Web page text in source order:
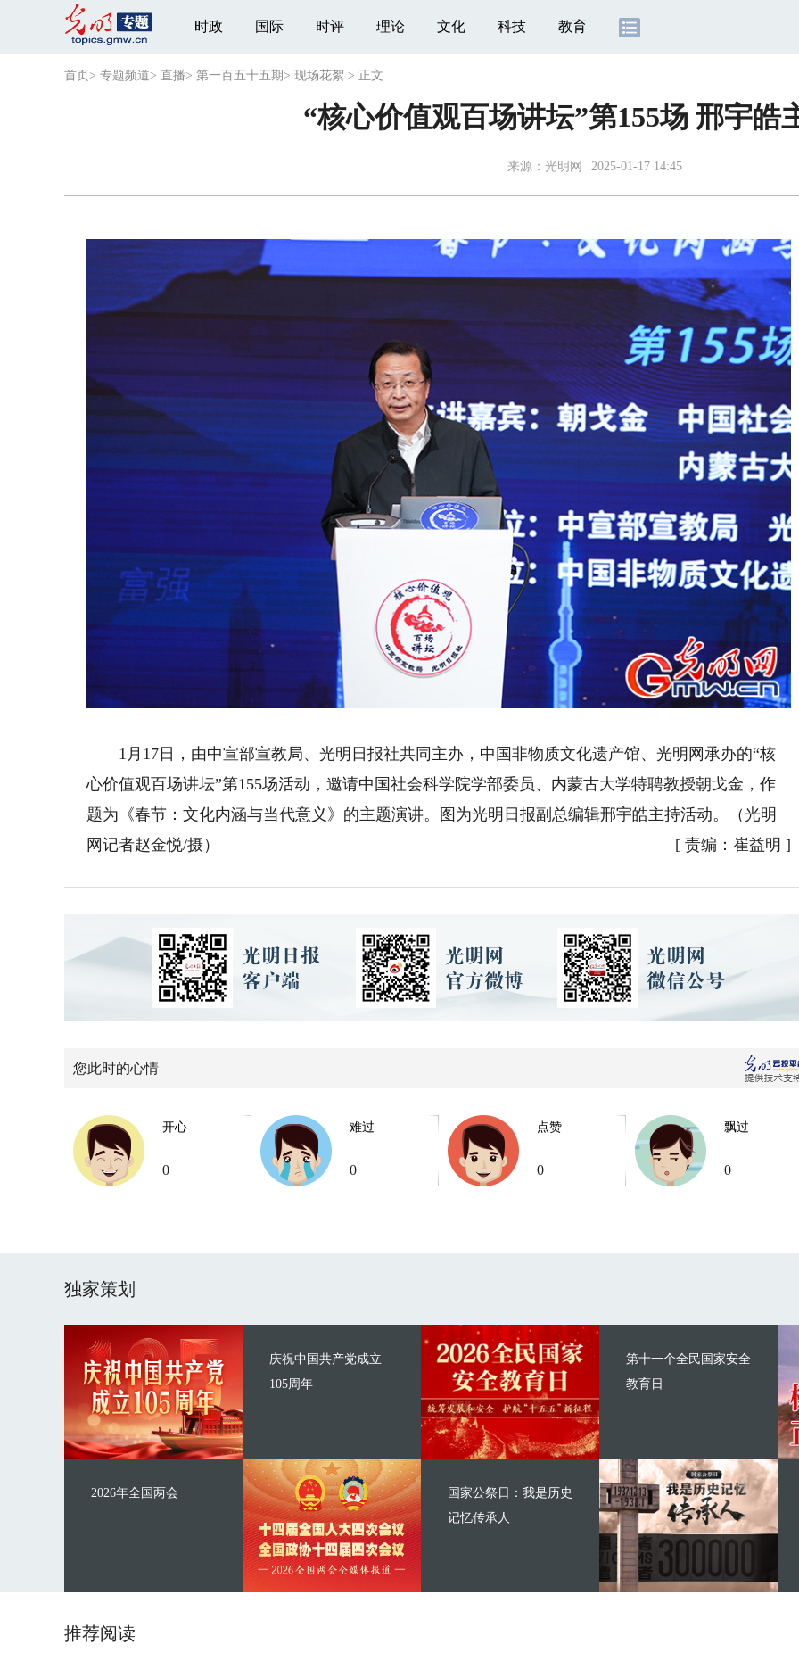
时政 国际 时评 理论 文化 科技 教育
首页 > 专题频道> 直播> 第一百五十五期> 现场花絮 > 正文
“核心价值观百场讲坛”第155场 邢宇皓
来源： 光明网 2025-01-17 14:45
1月17日，由中宣部宣教局、光明日报社共同主办，中国非物质文化遗产馆、光明网承办的“核
心价值观百场讲坛”第155场活动，邀请中国社会科学院学部委员、内蒙古大学特聘教授朝戈金，作
题为《春节：文化内涵与当代意义》的主题演讲。图为光明日报副总编辑邢宇皓主持活动。（光明
网记者赵金悦/摄）
[ 责编：崔益明 ]
您此时的心情
开心
0
难过
0
点赞
0
飘过
0
独家策划
庆祝中国共产党成立
105周年
2026年全国两会
第十一个全民国家安全
教育日
国家公祭日：我是历史
记忆传承人
推荐阅读